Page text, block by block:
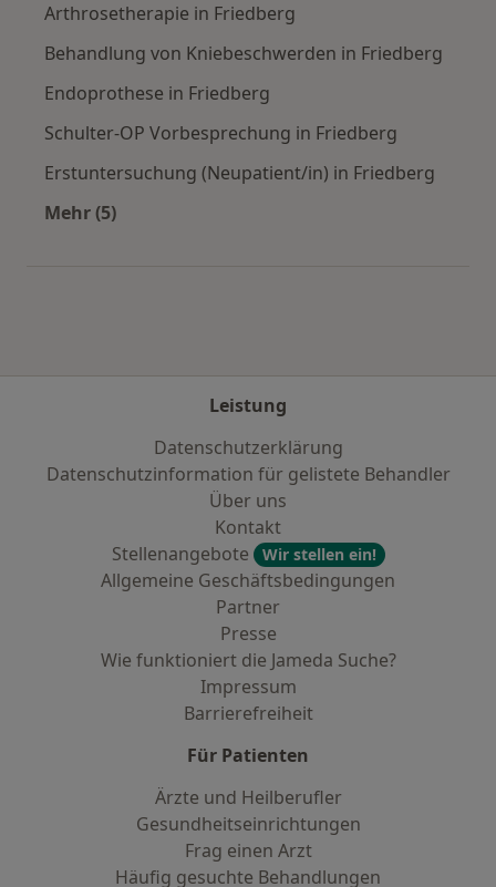
Arthrosetherapie in Friedberg
Behandlung von Kniebeschwerden in Friedberg
Endoprothese in Friedberg
Schulter-OP Vorbesprechung in Friedberg
Erstuntersuchung (Neupatient/in) in Friedberg
Mehr (5)
Leistung
Datenschutzerklärung
Datenschutzinformation für gelistete Behandler
Über uns
Kontakt
Stellenangebote
Wir stellen ein!
Allgemeine Geschäftsbedingungen
Partner
Presse
Wie funktioniert die Jameda Suche?
Impressum
Barrierefreiheit
Für Patienten
Ärzte und Heilberufler
Gesundheitseinrichtungen
Frag einen Arzt
Häufig gesuchte Behandlungen